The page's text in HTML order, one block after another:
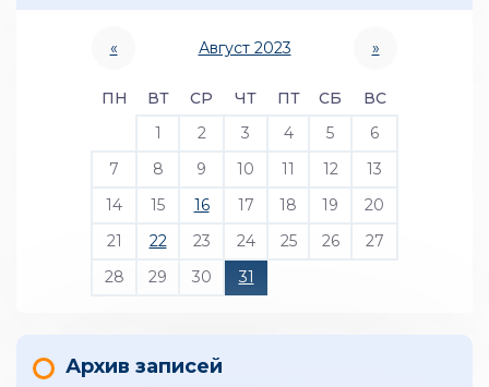
« Август 2023 »
ПН ВТ СР ЧТ ПТ СБ
ВС
1
2 3 4 5
6
7
8 9 10 11 12
13
14
15 16 17 18 19
20
21
22 23 24 25 26
27
28
29 30 31
Архив записей